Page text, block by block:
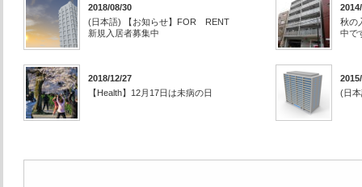
2018/08/30
(日本語) 【お知らせ】FOR RENT
新規入居者募集中
秋の
中で
2018/12/27
【Health】12月17日は未病の日
(日